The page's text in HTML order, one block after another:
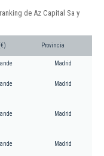
de Az Capital Sa y
Provincia
Madrid
Madrid
Madrid
Madrid